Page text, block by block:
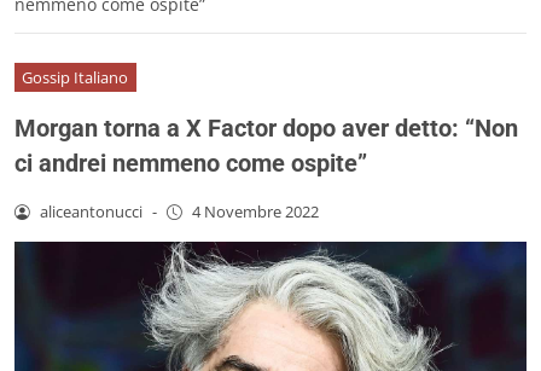
nemmeno come ospite”
Gossip Italiano
Morgan torna a X Factor dopo aver detto: “Non
ci andrei nemmeno come ospite”
aliceantonucci - 4 Novembre 2022